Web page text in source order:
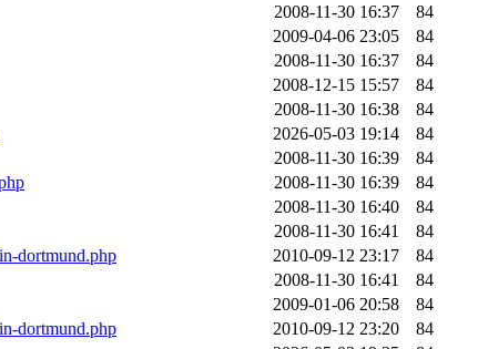
2008-11-30 16:37
84
2009-04-06 23:05
84
2008-11-30 16:37
84
2008-12-15 15:57
84
2008-11-30 16:38
84
2026-05-03 19:14
84
2008-11-30 16:39
84
2008-11-30 16:39
84
2008-11-30 16:40
84
2008-11-30 16:41
84
dortmund.php
2010-09-12 23:17
84
2008-11-30 16:41
84
2009-01-06 20:58
84
dortmund.php
2010-09-12 23:20
84